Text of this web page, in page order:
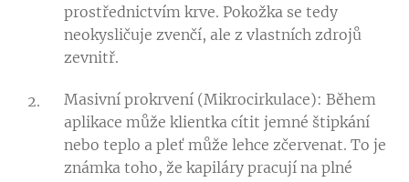
prostřednictvím krve. Pokožka se tedy
neokysličuje zvenčí, ale z vlastních zdrojů
zevnitř.
Masivní prokrvení (Mikrocirkulace): Během
aplikace může klientka cítit jemné štipkání
nebo teplo a pleť může lehce zčervenat. To je
známka toho, že kapiláry pracují na plné